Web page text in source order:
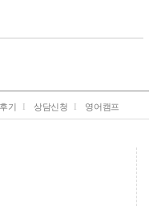
기 상담신청 영어캠프